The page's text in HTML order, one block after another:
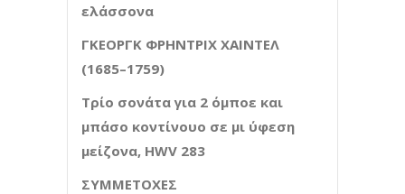
ελάσσονα
ΓΚΕΟΡΓΚ ΦΡΗΝΤΡΙΧ ΧΑΙΝΤΕΛ
(1685–1759)
Τρίο σονάτα για 2 όμποε και
μπάσο κοντίνουο σε μι ύφεση
μείζονα, HWV 283
ΣΥΜΜΕΤΟΧΕΣ